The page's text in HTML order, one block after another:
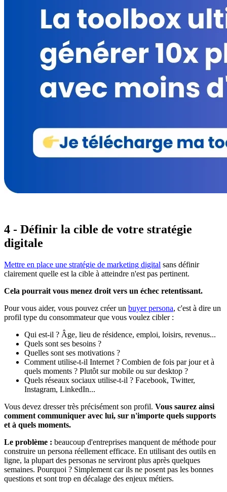
4 - Définir la cible de votre stratégie
digitale
Mettre en place une stratégie de marketing digital sans définir
clairement quelle est la cible à atteindre n'est pas pertinent.
Cela pourrait vous menez droit vers un échec retentissant.
Pour vous aider, vous pouvez créer un buyer persona, c'est à dire un
profil type du consommateur que vous voulez cibler :
Qui est-il ? Âge, lieu de résidence, emploi, loisirs, revenus...
Quels sont ses besoins ?
Quelles sont ses motivations ?
Comment utilise-t-il Internet ? Combien de fois par jour et à
quels moments ? Plutôt sur mobile ou sur desktop ?
Quels réseaux sociaux utilise-t-il ? Facebook, Twitter,
Instagram, LinkedIn...
Vous devez dresser très précisément son profil. Vous saurez ainsi
comment communiquer avec lui, sur n'importe quels supports
et à quels moments.
Le problème : beaucoup d'entreprises manquent de méthode pour
construire un persona réellement efficace. En utilisant des outils en
ligne, la plupart des personas ne serviront plus après quelques
semaines. Pourquoi ? Simplement car ils ne posent pas les bonnes
questions et sont trop en décalage des enjeux métiers.